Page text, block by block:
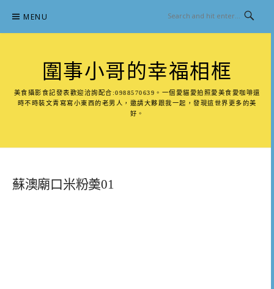
content
MENU
圍事小哥的幸福相框
美食攝影食記發表歡迎洽詢配合:0988570639。一個愛貓愛拍照愛美食愛咖啡還
時不時裝文青寫寫小東西的老男人，邀請大夥跟我一起，發現這世界更多的美
好。
蘇澳廟口米粉羮01